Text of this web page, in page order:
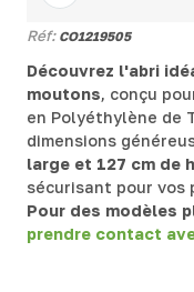
Réf: CO1219505
Découvrez l'abri
moutons, conçu
en Polyéthylène de
dimensions
large et 127 cm de
sécurisant pour vos
Pour des modèles
prendre contact